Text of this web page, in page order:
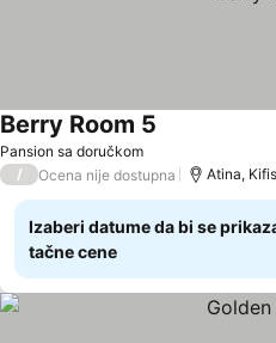
Pansion sa doručkom
Berry Room 5
/ Ocena nije dostupna Atina,
Izaberi datume da bi se
tačne cene